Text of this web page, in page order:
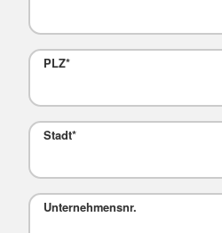
PLZ*
Stadt*
Mail
Unternehmensnr.